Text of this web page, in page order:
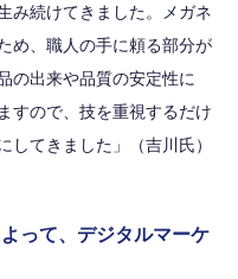
み続けてきました。メガネ
め、職人の手に頼る部分が
の出来や品質の安定性に
すので、技を重視するだけ
してきました」（吉川氏）
って、デジタルマーケ